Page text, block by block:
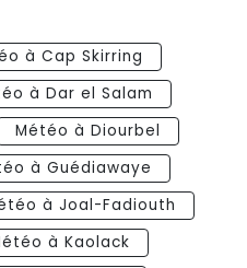
à Cap Skirring
à Dar el Salam
Météo à Diourbel
à Guédiawaye
à Joal-Fadiouth
à Kaolack